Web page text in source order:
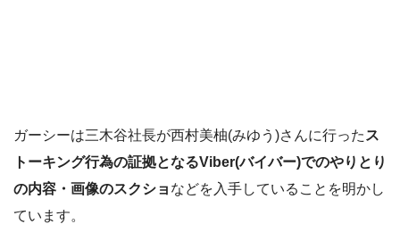
ガーシーは三木谷社長が西村美柚(みゆう)さんに行った ス
トーキング行為の証拠となるViber(バイバー)でのやりとり
の内容・画像のスクショ などを入手していることを明かし
ています。